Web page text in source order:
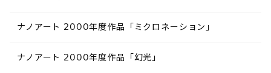
ナノアート 2000年度作品「ミクロネーション」
ナノアート 2000年度作品「幻光」